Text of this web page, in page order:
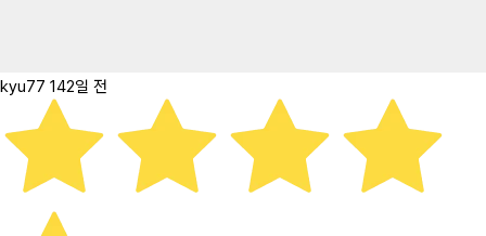
kyu77 142일 전